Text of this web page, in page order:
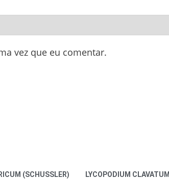
vez que eu comentar.
(SCHUSSLER) LYCOPODIUM CLAVATUM